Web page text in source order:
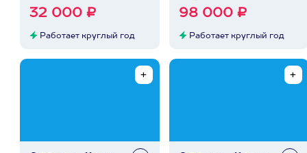
32 000 ₽
Работает круглый год
98 000 ₽
Работает круглый год